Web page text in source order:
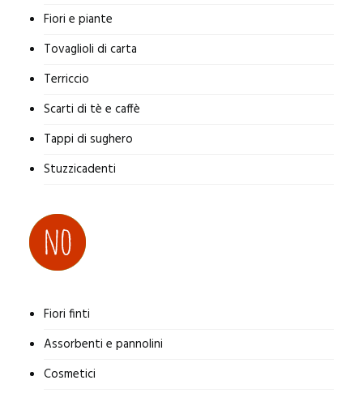
Fiori e piante
Tovaglioli di carta
Terriccio
Scarti di tè e caffè
Tappi di sughero
Stuzzicadenti
Fiori finti
Assorbenti e pannolini
Cosmetici